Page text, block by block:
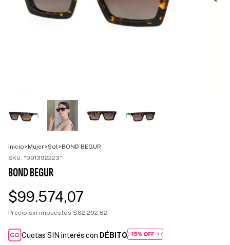
Inicio>Mujer>Sol>BOND BEGUR
SKU: "991392223"
BOND BEGUR
$99.574,07
Precio sin impuestos $82.292,62
Cuotas SIN interés con DÉBITO